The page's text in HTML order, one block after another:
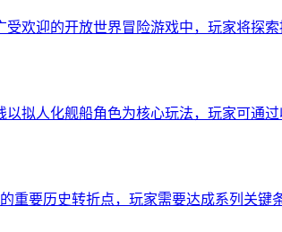
欢迎的开放世界冒险游戏中，玩家将探
拟人化舰船角色为核心玩法，玩家可通
要历史转折点，玩家需要达成系列关